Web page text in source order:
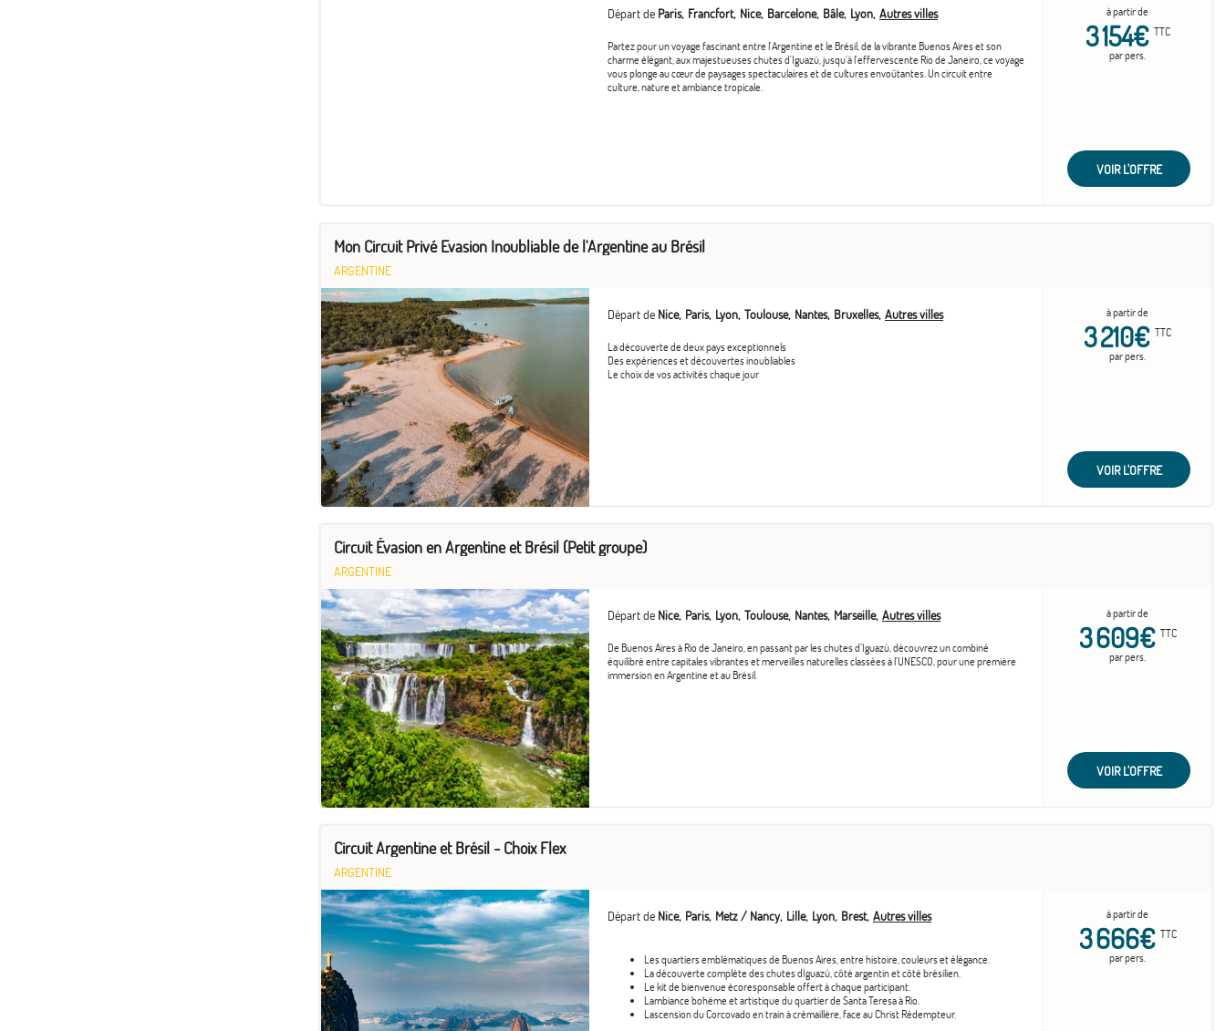
Départ de Paris Francfort Nice Barcelone Bâle Lyon Autres villes
Partez pour un voyage fascinant entre l'Argentine et le Brésil, de la vibrante Buenos Aires et son
charme élégant, aux majestueuses chutes d'Iguazú, jusqu'à l'effervescente Rio de Janeiro, ce voyage
vous plonge au cœur de paysages spectaculaires et de cultures envoûtantes. Un circuit entre
culture, nature et ambiance tropicale.
à partir de
3 154€ TTC
par pers.
VOIR L'OFFRE
Mon Circuit Privé Evasion Inoubliable de l'Argentine au Brésil
ARGENTINE
Départ de Nice Paris Lyon Toulouse Nantes Bruxelles Autres villes
La découverte de deux pays exceptionnels
Des expériences et découvertes inoubliables
Le choix de vos activités chaque jour
à partir de
3 210€ TTC
par pers.
VOIR L'OFFRE
Circuit Évasion en Argentine et Brésil (Petit groupe)
ARGENTINE
Départ de Nice Paris Lyon Toulouse Nantes Marseille Autres villes
De Buenos Aires à Rio de Janeiro, en passant par les chutes d’Iguazú, découvrez un combiné
équilibré entre capitales vibrantes et merveilles naturelles classées à l’UNESCO, pour une première
immersion en Argentine et au Brésil.
à partir de
3 609€ TTC
par pers.
VOIR L'OFFRE
Circuit Argentine et Brésil - Choix Flex
ARGENTINE
Départ de Nice Paris Metz / Nancy Lille Lyon Brest Autres villes
Les quartiers emblématiques de Buenos Aires, entre histoire, couleurs et élégance.
La découverte complète des chutes dIguazú, côté argentin et côté brésilien.
Le kit de bienvenue écoresponsable offert à chaque participant.
Lambiance bohème et artistique du quartier de Santa Teresa à Rio.
Lascension du Corcovado en train à crémaillère, face au Christ Rédempteur.
à partir de
3 666€ TTC
par pers.